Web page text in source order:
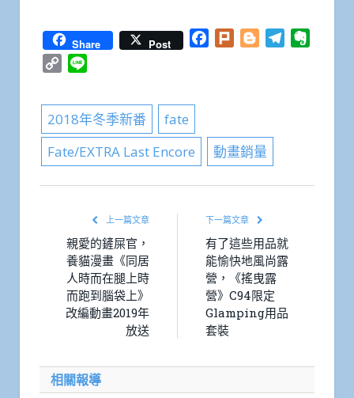
Share Post Facebook
Plurk BloggerTelegram
Copy
2018年冬季新番
fate
Fate/EXTRA Last Encore
動畫銷量
上一篇文章
親愛的鏟屎官，
養貓漫畫《同居
人時而在腿上時
而跑到腦袋上》
改編動畫2019年
放送
下一篇文章
有了這些用品就
能愉快地風尚露
營，《搖曳露
營》C94限定
Glamping用品
套裝
相關報導